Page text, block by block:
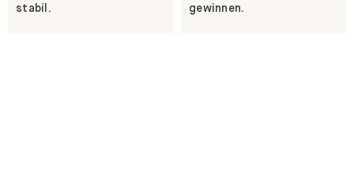
stabil.
gewinnen.